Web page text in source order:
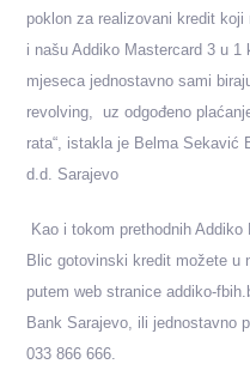
poklon za realizovani kredit
i našu Addiko Mastercard 3 u
mjeseca jednostavno sami
revolving, uz odgođeno
rata“, istakla je Belma Sekavić
d.d. Sarajevo
Kao i tokom prethodnih
Blic gotovinski kredit možete u
putem web stranice addiko-
Bank Sarajevo, ili jednostavno
033 866 666.